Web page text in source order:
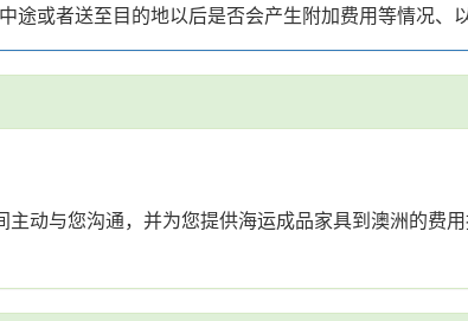
或者送至目的地以后是否会产生附加费用等情况、
动与您沟通，并为您提供海运成品家具到澳洲的费